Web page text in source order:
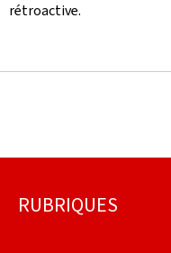
rétroactive.
Pied
RUBRIQUES